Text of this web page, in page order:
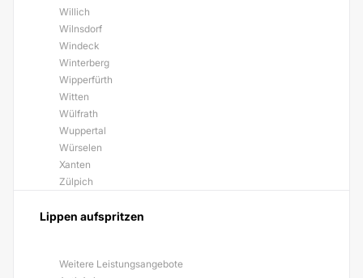
Willich
Wilnsdorf
Windeck
Winterberg
Wipperfürth
Witten
Wülfrath
Wuppertal
Würselen
Xanten
Zülpich
Lippen aufspritzen
Weitere Leistungsangebote